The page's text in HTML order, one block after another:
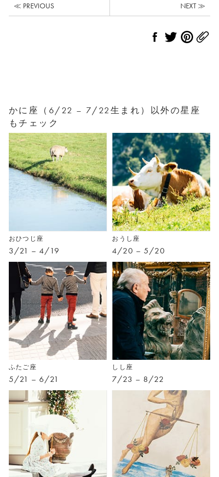
≪ PREVIOUS NEXT ≫
かに座（6/22 – 7/22生まれ）以外の星座
もチェック
おひつじ座
3/21 – 4/19
おうし座
4/20 – 5/20
ふたご座
5/21 – 6/21
しし座
7/23 – 8/22